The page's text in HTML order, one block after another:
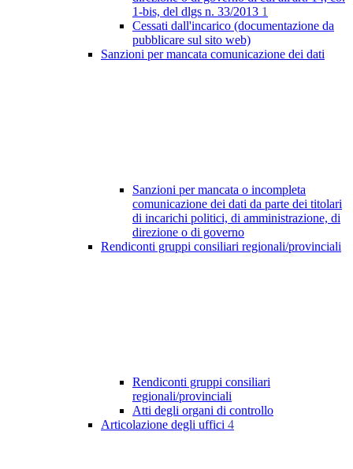
1-bis, del dlgs n. 33/2013 1
Cessati dall'incarico (documentazione da
pubblicare sul sito web)
Sanzioni per mancata comunicazione dei dati
Sanzioni per mancata o incompleta
comunicazione dei dati da parte dei titolari
di incarichi politici, di amministrazione, di
direzione o di governo
Rendiconti gruppi consiliari regionali/provinciali
Rendiconti gruppi consiliari
regionali/provinciali
Atti degli organi di controllo
Articolazione degli uffici 4